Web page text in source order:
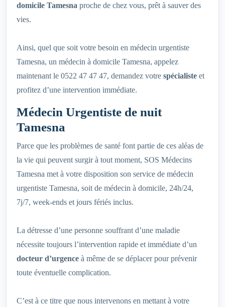
domicile Tamesna proche de chez vous, prêt à sauver des
vies.
Ainsi, quel que soit votre besoin en médecin urgentiste
Tamesna, un médecin à domicile Tamesna, appelez
maintenant le 0522 47 47 47, demandez votre spécialiste et
profitez d’une intervention immédiate.
Médecin Urgentiste de nuit
Tamesna
Parce que les problèmes de santé font partie de ces aléas de
la vie qui peuvent surgir à tout moment, SOS Médecins
Tamesna met à votre disposition son service de médecin
urgentiste Tamesna, soit de médecin à domicile, 24h/24,
7j/7, week-ends et jours fériés inclus.
La détresse d’une personne souffrant d’une maladie
nécessite toujours l’intervention rapide et immédiate d’un
docteur d’urgence à même de se déplacer pour prévenir
toute éventuelle complication.
C’est à ce titre que nous intervenons en mettant à votre